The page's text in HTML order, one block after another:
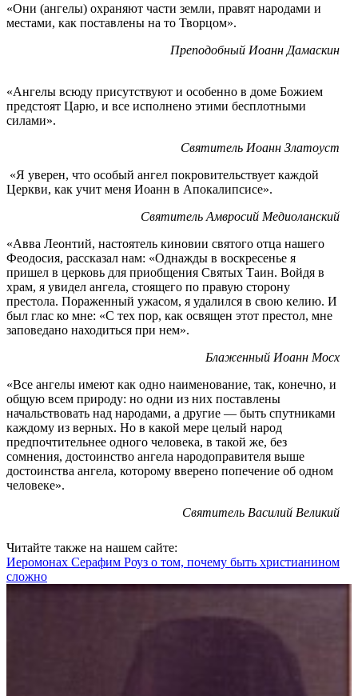
«Они (ангелы) охраняют части земли, правят народами и
местами, как поставлены на то Творцом».
Преподобный Иоанн Дамаскин
«Ангелы всюду присутствуют и особенно в доме Божием
предстоят Царю, и все исполнено этими бесплотными
силами».
Святитель Иоанн Златоуст
«Я уверен, что особый ангел покровительствует каждой
Церкви, как учит меня Иоанн в Апокалипсисе».
Святитель Амвросий Медиоланский
«Авва Леонтий, настоятель киновии святого отца нашего
Феодосия, рассказал нам: «Однажды в воскресенье я
пришел в церковь для приобщения Святых Таин. Войдя в
храм, я увидел ангела, стоящего по правую сторону
престола. Пораженный ужасом, я удалился в свою келию. И
был глас ко мне: «С тех пор, как освящен этот престол, мне
заповедано находиться при нем».
Блаженный Иоанн Мосх
«Все ангелы имеют как одно наименование, так, конечно, и
общую всем природу: но одни из них поставлены
начальствовать над народами, а другие — быть спутниками
каждому из верных. Но в какой мере целый народ
предпочтительнее одного человека, в такой же, без
сомнения, достоинство ангела народоправителя выше
достоинства ангела, которому вверено попечение об одном
человеке».
Святитель Василий Великий
Читайте также на нашем сайте:
Иеромонах Серафим Роуз о том, почему быть христианином
сложно